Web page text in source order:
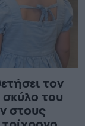
τον
σκύλο του
στους